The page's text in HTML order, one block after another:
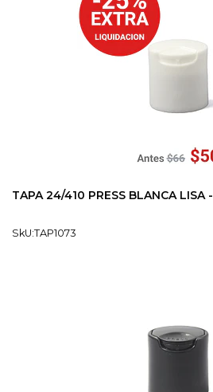
TAPA 24/410 PRESS BLANCA LISA -
SkU:TAP1073